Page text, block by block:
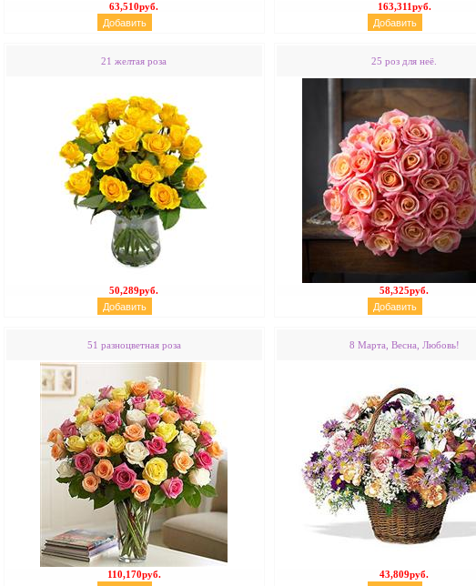
63,510руб. 163,311руб.
21 желтая роза
50,289руб.
25 роз для неё.
58,325руб.
51 разноцветная роза
110,170руб.
8 Марта, Весна, Любовь!
43,809руб.